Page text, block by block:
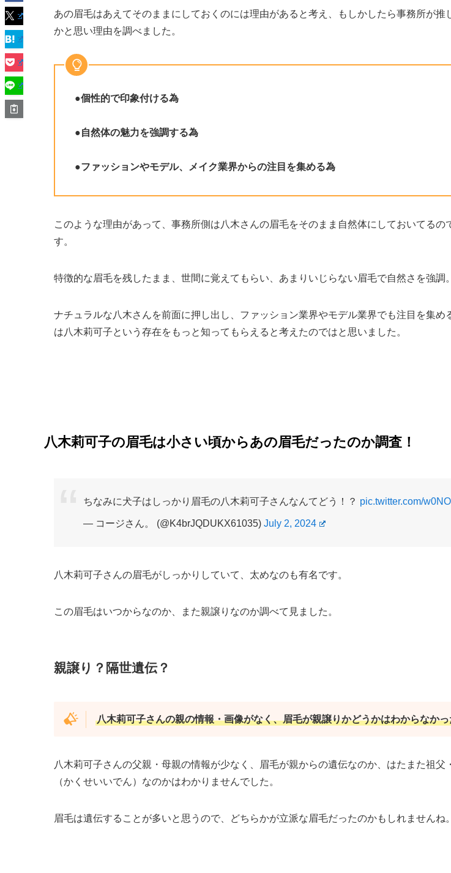
あの眉毛はあえてそのままにしておくのには理由があると考え、もしかしたら事務所が推
かと思い理由を調べました。
●個性的で印象付ける為
●自然体の魅力を強調する為
●ファッションやモデル、メイク業界からの注目を集める為
このような理由があって、事務所側は八木さんの眉毛をそのまま自然体にしておいてるの
す。
特徴的な眉毛を残したまま、世間に覚えてもらい、あまりいじらない眉毛で自然さを強調。
ナチュラルな八木さんを前面に押し出し、ファッション業界やモデル業界でも注目を集め
は八木莉可子という存在をもっと知ってもらえると考えたのではと思いました。
八木莉可子の眉毛は小さい頃からあの眉毛だったのか調査！
ちなみに犬子はしっかり眉毛の八木莉可子さんなんてどう！？ pic.twitter.com/
— コージさん。 (@K4brJQDUKX61035) July 2, 2024
八木莉可子さんの眉毛がしっかりしていて、太めなのも有名です。
この眉毛はいつからなのか、また親譲りなのか調べて見ました。
親譲り？隔世遺伝？
八木莉可子さんの親の情報・画像がなく、眉毛が親譲りかどうかはわからなかっ
八木莉可子さんの父親・母親の情報が少なく、眉毛が親からの遺伝なのか、はたまた祖父
（かくせいいでん）なのかはわかりませんでした。
眉毛は遺伝することが多いと思うので、どちらかが立派な眉毛だったのかもしれませんね。